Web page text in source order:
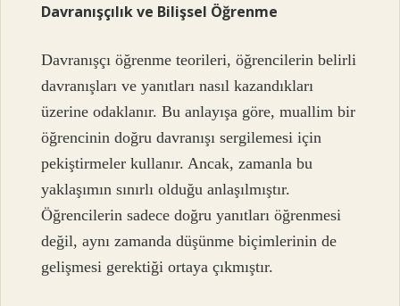
Davranışçılık ve Bilişsel Öğrenme
Davranışçı öğrenme teorileri, öğrencilerin belirli
davranışları ve yanıtları nasıl kazandıkları
üzerine odaklanır. Bu anlayışa göre, muallim bir
öğrencinin doğru davranışı sergilemesi için
pekiştirmeler kullanır. Ancak, zamanla bu
yaklaşımın sınırlı olduğu anlaşılmıştır.
Öğrencilerin sadece doğru yanıtları öğrenmesi
değil, aynı zamanda düşünme biçimlerinin de
gelişmesi gerektiği ortaya çıkmıştır.